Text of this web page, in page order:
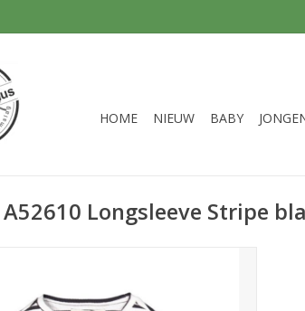
HOME NIEUW BABY
Longsleeve Stripe